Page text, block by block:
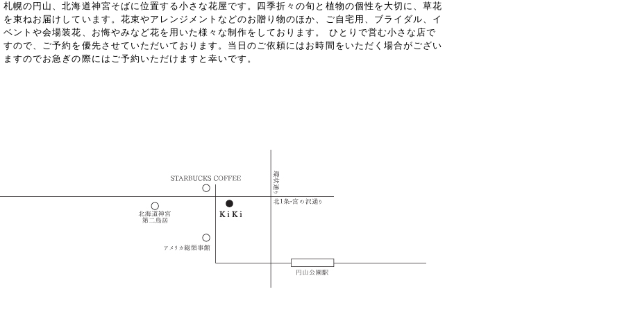
札幌の円山、北海道神宮そばに位置する小さな花屋です。四季折々の旬と植物の個性を大切に、草花
を束ねお届けしています。花束やアレンジメントなどのお贈り物のほか、ご自宅用、ブライダル、イ
ベントや会場装花、お悔やみなど花を用いた様々な制作をしております。 ひとりで営む小さな店で
すので、ご予約を優先させていただいております。当日のご依頼にはお時間をいただく場合がござい
ますのでお急ぎの際にはご予約いただけますと幸いです。